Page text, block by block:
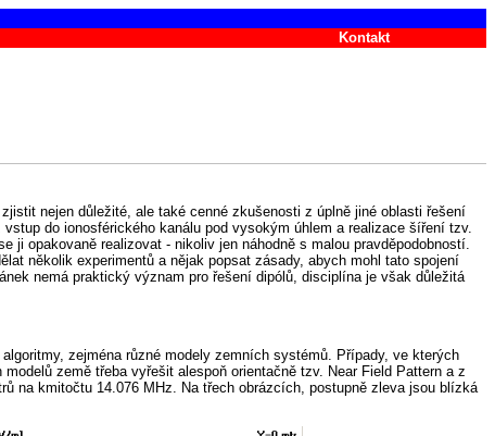
Kontakt
nejen důležité, ale také cenné zkušenosti z úplně jiné oblasti řešení
do ionosférického kanálu pod vysokým úhlem a realizace šíření tzv.
ji opakovaně realizovat - nikoliv jen náhodně s malou pravděpodobností.
několik experimentů a nějak popsat zásady, abych mohl tato spojení
nemá praktický význam pro řešení dipólů, disciplína je však důležitá
zejména různé modely zemních systémů. Případy, ve kterých
země třeba vyřešit alespoň orientačně tzv. Near Field Pattern a z
na kmitočtu 14.076 MHz. Na třech obrázcích, postupně zleva jsou blízká